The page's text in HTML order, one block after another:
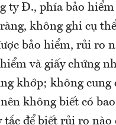
ty Đ., phía bảo
không ghi cụ
bảo hiểm, rủi ro
và giấy chứng
khớp; không cung
không biết có
tắc để biết rủi ro nào